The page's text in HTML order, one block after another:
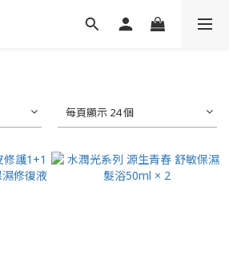
每頁顯示 24 個